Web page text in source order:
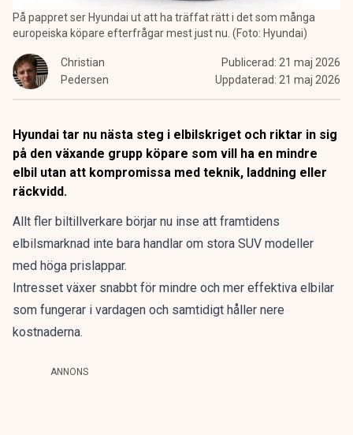
På pappret ser Hyundai ut att ha träffat rätt i det som många
europeiska köpare efterfrågar mest just nu. (Foto: Hyundai)
Christian
Pedersen
Publicerad: 21 maj 2026
Uppdaterad: 21 maj 2026
Hyundai tar nu nästa steg i elbilskriget och riktar in sig
på den växande grupp köpare som vill ha en mindre
elbil utan att kompromissa med teknik, laddning eller
räckvidd.
Allt fler biltillverkare börjar nu inse att framtidens
elbilsmarknad inte bara handlar om stora SUV modeller
med höga prislappar.
Intresset växer snabbt för mindre och mer effektiva elbilar
som fungerar i vardagen och samtidigt håller nere
kostnaderna.
ANNONS